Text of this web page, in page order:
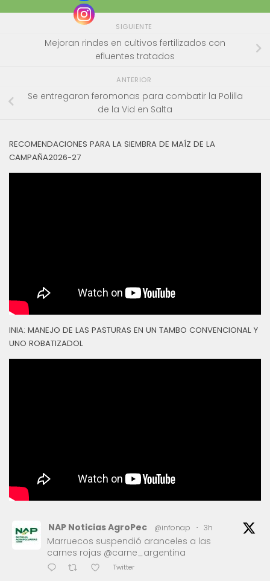
SIGUIENTE
Mejoran rindes en cultivos fertilizados con
efluentes tratados
ANTERIOR
Se entregaron feromonas para combatir la Polilla
de la Vid en Salta
RECOMENDACIONES PARA LA SIEMBRA DE MAÍZ DE LA
CAMPAÑA2026-27
INIA: MANEJO DE LAS PASTURAS EN UN TAMBO CONVENCIONAL Y
UNO ROBATIZADOL
NAP Noticias AgroPec @infonap · 3h
Marruecos suspendió aranceles a las
carnes rojas @carne_argentina
Twitter